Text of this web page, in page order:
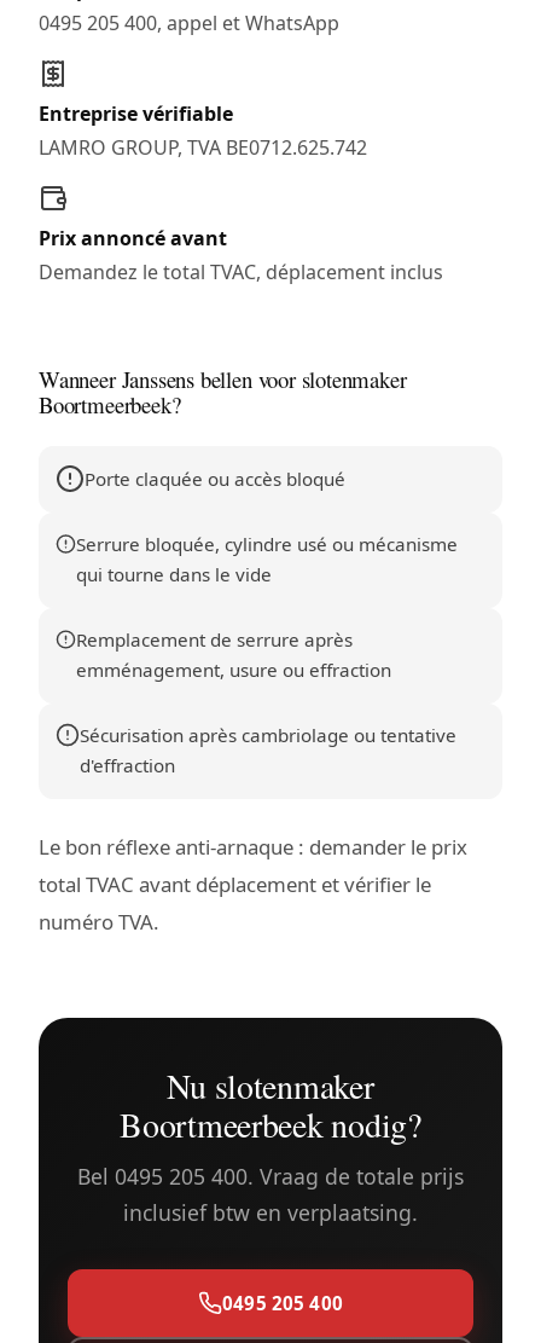
0495 205 400, appel et WhatsApp
Entreprise vérifiable
LAMRO GROUP, TVA BE0712.625.742
Prix annoncé avant
Demandez le total TVAC, déplacement inclus
Wanneer Janssens bellen voor slotenmaker
Boortmeerbeek?
Porte claquée ou accès bloqué
Serrure bloquée, cylindre usé ou mécanisme
qui tourne dans le vide
Remplacement de serrure après
emménagement, usure ou effraction
Sécurisation après cambriolage ou tentative
d'effraction
Le bon réflexe anti-arnaque : demander le prix
total TVAC avant déplacement et vérifier le
numéro TVA.
Nu slotenmaker
Boortmeerbeek nodig?
Bel 0495 205 400. Vraag de totale prijs
inclusief btw en verplaatsing.
0495 205 400